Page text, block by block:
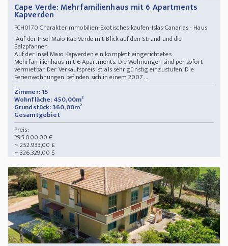
Cape Verde: Mehrfamilienhaus mit 6 Apartments
Kapverden
PCH0170 Charakterimmobilien-Exotisches-kaufen-Islas-Canarias - Haus
Auf der Insel Maio Kap Verde mit Blick auf den Strand und die
Salzpfannen
Auf der Insel Maio Kapverden ein komplett eingerichtetes
Mehrfamilienhaus mit 6 Apartments. Die Wohnungen sind per sofort
vermietbar. Der Verkaufspreis ist als sehr günstig einzustufen. Die
Ferienwohnungen befinden sich in einem 2007 ...
Zimmer: 15
Wohnfläche: 450,00m²
Grundstück: 360,00m²
Gesamtgebiet
Preis:
295.000,00 €
~ 252.933,00 £
~ 326.329,00 $